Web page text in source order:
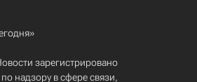
зарегистрировано
надзору в сфере связи,